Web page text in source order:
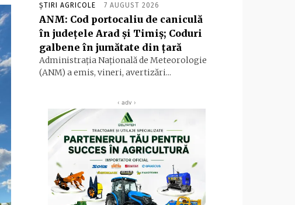
ȘTIRI AGRICOLE 7 AUGUST 2026
ANM: Cod portocaliu de caniculă
în judeţele Arad şi Timiş; Coduri
galbene în jumătate din ţară
Administraţia Naţională de Meteorologie
(ANM) a emis, vineri, avertizări...
‹ adv ›